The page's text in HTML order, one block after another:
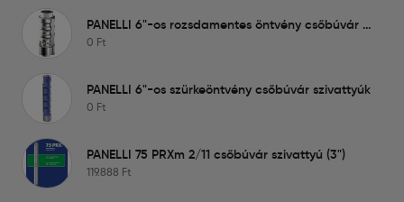
PANELLI 6"-os rozsdamentes öntvény csőbúvár szivattyúk
0 Ft
PANELLI 6"-os szürkeöntvény csőbúvár szivattyúk
0 Ft
PANELLI 75 PRXm 2/11 csőbúvár szivattyú (3")
119.888 Ft